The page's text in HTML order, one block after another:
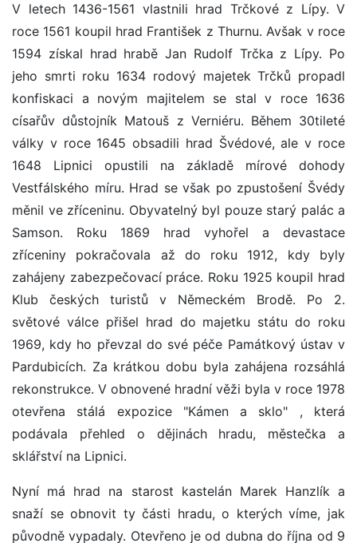
V letech 1436-1561 vlastnili hrad Trčkové z Lípy. V
roce 1561 koupil hrad František z Thurnu. Avšak v roce
1594 získal hrad hrabě Jan Rudolf Trčka z Lípy. Po
jeho smrti roku 1634 rodový majetek Trčků propadl
konfiskaci a novým majitelem se stal v roce 1636
císařův důstojník Matouš z Verniéru. Během 30tileté
války v roce 1645 obsadili hrad Švédové, ale v roce
1648 Lipnici opustili na základě mírové dohody
Vestfálského míru. Hrad se však po zpustošení Švédy
měnil ve zříceninu. Obyvatelný byl pouze starý palác a
Samson. Roku 1869 hrad vyhořel a devastace
zříceniny pokračovala až do roku 1912, kdy byly
zahájeny zabezpečovací práce. Roku 1925 koupil hrad
Klub českých turistů v Německém Brodě. Po 2.
světové válce přišel hrad do majetku státu do roku
1969, kdy ho převzal do své péče Památkový ústav v
Pardubicích. Za krátkou dobu byla zahájena rozsáhlá
rekonstrukce. V obnovené hradní věži byla v roce 1978
otevřena stálá expozice "Kámen a sklo" , která
podávala přehled o dějinách hradu, městečka a
sklářství na Lipnici.
Nyní má hrad na starost kastelán Marek Hanzlík a
snaží se obnovit ty části hradu, o kterých víme, jak
původně vypadaly. Otevřeno je od dubna do října od 9